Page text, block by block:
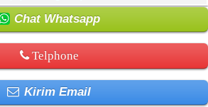
Chat Whatsapp
Telphone
Kirim Email